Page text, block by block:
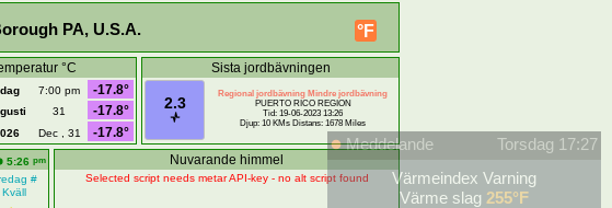
°F
PA, U.S.A.
°C
7:00 pm
-17.8°
31
-17.8°
Dec , 31 -17.8°
Sista jordbävningen
2.3
Regional jordbävning Mindre jordbävning
PUERTO RICO REGION
Tid: 19-06-2023 13:26
Djup: 10 KMs Distans: 1678 Miles
5:26 pm
​​#
Kväll
Nuvarande himmel
Selected script needs metar API-key - no alt script found
Meddelande
Torsdag 17:27
Värmeindex Varning
Värme slag 255°F